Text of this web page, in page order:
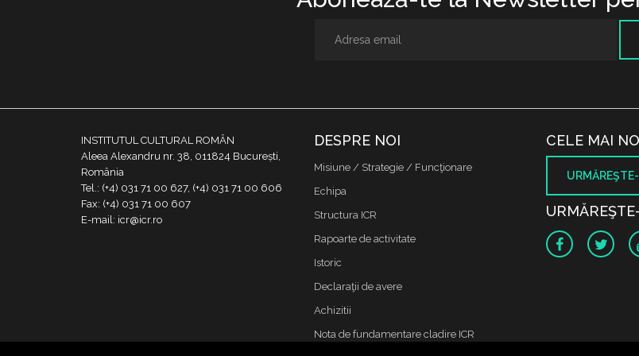
INSTITUTUL CULTURAL ROMÂN
Aleea Alexandru nr. 38, 011824 București,
România
Tel.: (+4) 031 71 00 627, (+4) 031 71 00 606
Fax: (+4) 031 71 00 607
E-mail: icr@icr.ro
DESPRE NOI
Misiune / Strategie / Funcţionare
Echipa
Structura ICR
Rapoarte de activitate
Istoric
Declaraţii de avere
Achizitii
Nota de fundamentare cladire ICR
CELE MAI